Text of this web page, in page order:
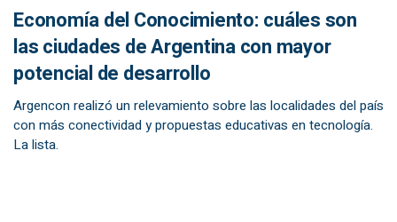
Economía del Conocimiento: cuáles son
las ciudades de Argentina con mayor
potencial de desarrollo
Argencon realizó un relevamiento sobre las localidades del país
con más conectividad y propuestas educativas en tecnología.
La lista.